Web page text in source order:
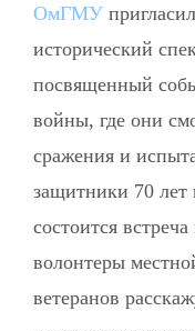
ОмГМУ
исторический
посвященный
войны, где они
сражения и
защитники 70 лет
состоится
волонтеры
ветеранов